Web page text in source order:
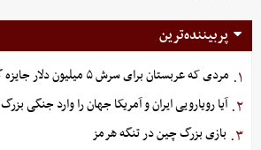
پربیننده‌ترین
۱. مردی که عربستان برای سرش ۵ میلیون دلار جایزه گذاشت
۲. آیا رویارویی ایران و آمریکا جهان را وارد جنگی
۳. بازی بزرگ چین در تنگه هرمز